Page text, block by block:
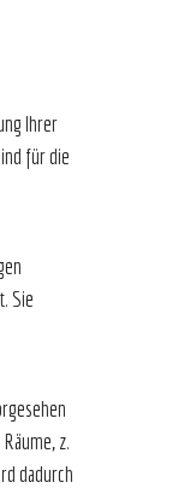
Ihrer
für die
Sie
z.
dadurch